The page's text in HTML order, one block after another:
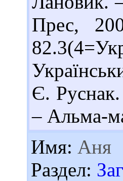
Прес,
Є.
– Альма-
Имя: Аня
Раздел: